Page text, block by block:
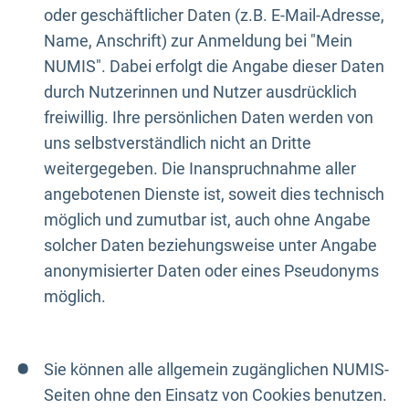
oder geschäftlicher Daten (z.B. E-Mail-Adresse,
Name, Anschrift) zur Anmeldung bei "Mein
NUMIS". Dabei erfolgt die Angabe dieser Daten
durch Nutzerinnen und Nutzer ausdrücklich
freiwillig. Ihre persönlichen Daten werden von
uns selbstverständlich nicht an Dritte
weitergegeben. Die Inanspruchnahme aller
angebotenen Dienste ist, soweit dies technisch
möglich und zumutbar ist, auch ohne Angabe
solcher Daten beziehungsweise unter Angabe
anonymisierter Daten oder eines Pseudonyms
möglich.
Sie können alle allgemein zugänglichen NUMIS-
Seiten ohne den Einsatz von Cookies benutzen.